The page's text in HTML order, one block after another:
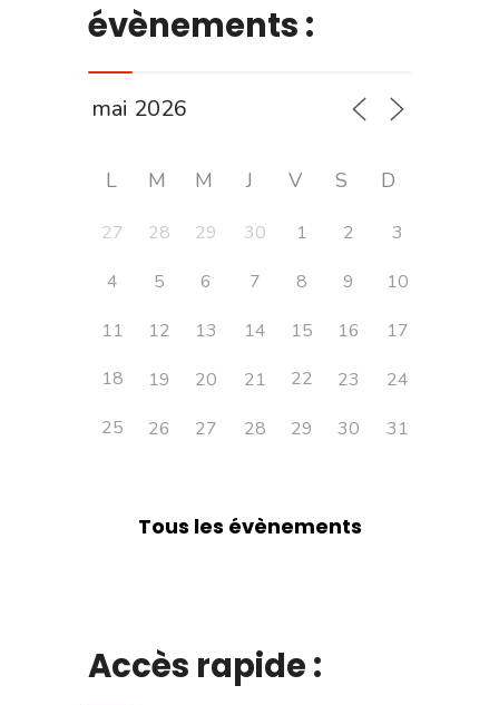
évènements :
L M M J V S D
27 28 29 30 1 2
3
4
5 6 7 8 9
10
11
12 13 14 15 16
17
18
19 20 21 22 23
24
25
26 27 28 29 30 31
Tous les évènements
Accès rapide :